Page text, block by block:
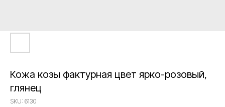
Кожа козы фактурная цвет ярко-розовый,
глянец
SKU: 6130